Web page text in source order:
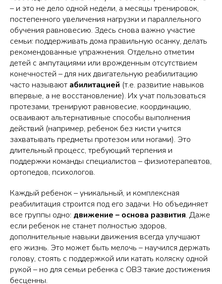
– и это не дело одной недели, а месяцы тренировок,
постепенного увеличения нагрузки и параллельного
обучения равновесию. Здесь снова важно участие
семьи: поддерживать дома правильную осанку, делать
рекомендованные упражнения. Отдельно отметим
детей с ампутациями или врожденным отсутствием
конечностей – для них двигательную реабилитацию
часто называют абилитацией (т.е. развитие навыков
впервые, а не восстановление). Их учат пользоваться
протезами, тренируют равновесие, координацию,
осваивают альтернативные способы выполнения
действий (например, ребенок без кисти учится
захватывать предметы протезом или ногами). Это
длительный процесс, требующий терпения и
поддержки команды специалистов – физиотерапевтов,
ортопедов, психологов.
Каждый ребенок – уникальный, и комплексная
реабилитация строится под его задачи. Но объединяет
все группы одно: движение – основа развития. Даже
если ребенок не станет полностью здоров,
дополнительные навыки движения всегда улучшают
его жизнь. Это может быть мелочь – научился держать
голову, стоять с поддержкой или катать коляску одной
рукой – но для семьи ребенка с ОВЗ такие достижения
бесценны.